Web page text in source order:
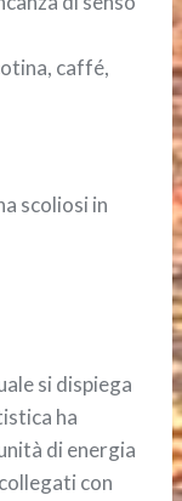
caffé,
scoliosi in
si dispiega
ha
di energia
con